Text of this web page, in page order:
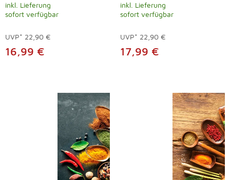
inkl. Lieferung
sofort verfügbar
UVP* 22,90 €
16,99 €
inkl. Lieferung
sofort verfügbar
UVP* 22,90 €
17,99 €